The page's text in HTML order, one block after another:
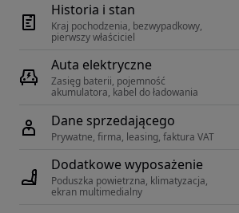
Historia i stan
Kraj pochodzenia, bezwypadkowy,
pierwszy właściciel
Auta elektryczne
Zasięg baterii, pojemność
akumulatora, kabel do ładowania
Dane sprzedającego
Prywatne, firma, leasing, faktura VAT
Dodatkowe wyposażenie
Poduszka powietrzna, klimatyzacja,
ekran multimedialny